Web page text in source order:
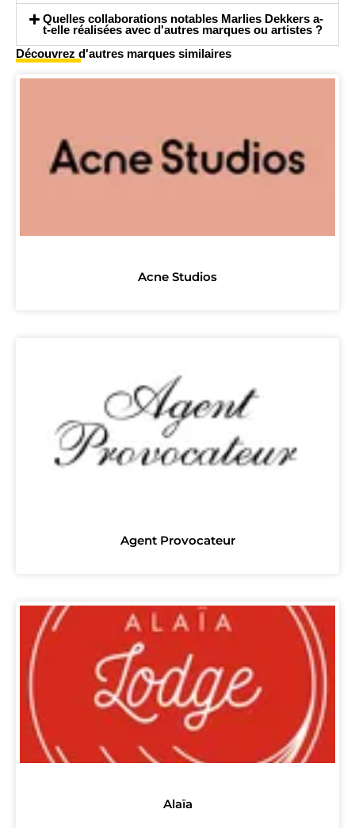
Quelles collaborations notables Marlies Dekkers a-
t-elle réalisées avec d'autres marques ou artistes ?
Découvrez d'autres marques similaires
Acne Studios
Agent Provocateur
Alaïa